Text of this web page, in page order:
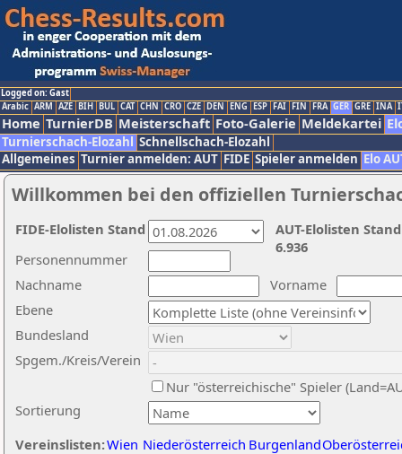
Logged on: Gast
Arabic ARM AZE BIH BUL CAT CHN CRO CZE DEN ENG ESP FAI FIN FRA GER GRE INA
Home TurnierDB Meisterschaft Foto-Galerie Meldekartei
Turnierschach-Elozahl Schnellschach-Elozahl
Allgemeines Turnier anmelden: AUT FIDE Spieler anmelden Elo
Willkommen bei den offiziellen
Nachname
Vorname
Ebene
Sortierung
Personennummer
Bundesland
Spgem./Kreis/Verein
Nur "österreichische" Spieler
Vereinslisten:Wien Niederösterreich Burgenland
AUT-Elolisten
6.936
FIDE-Elolisten Stand